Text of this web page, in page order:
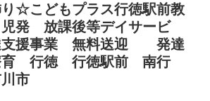
☆こどもプラス行徳駅前教
発 放課後等デイサービ
支援事業 無料送迎 発達
育 行徳 行徳駅前 南行
市